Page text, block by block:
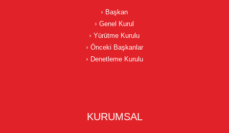
Başkan
Genel Kurul
Yürütme Kurulu
Önceki Başkanlar
Denetleme Kurulu
KURUMSAL